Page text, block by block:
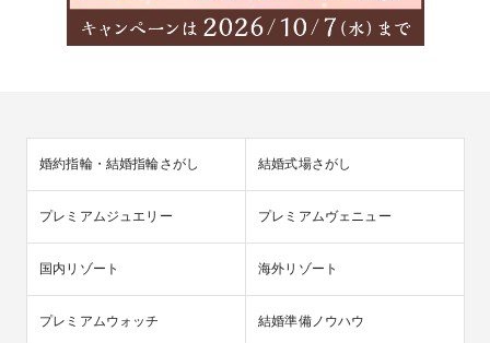
婚約指輪・結婚指輪さがし 結婚式場さがし
プレミアムジュエリー プレミアムヴェニュー
国内リゾート 海外リゾート
プレミアムウォッチ 結婚準備ノウハウ